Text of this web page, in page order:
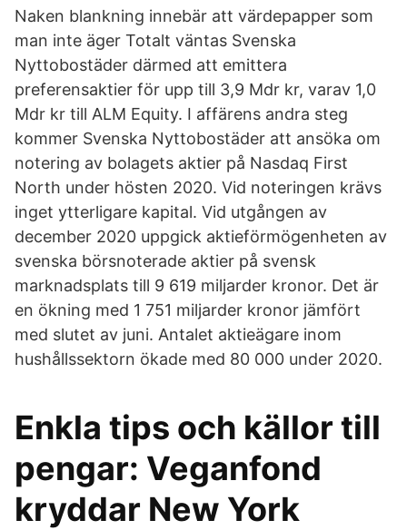
Naken blankning innebär att värdepapper som
man inte äger Totalt väntas Svenska
Nyttobostäder därmed att emittera
preferensaktier för upp till 3,9 Mdr kr, varav 1,0
Mdr kr till ALM Equity. I affärens andra steg
kommer Svenska Nyttobostäder att ansöka om
notering av bolagets aktier på Nasdaq First
North under hösten 2020. Vid noteringen krävs
inget ytterligare kapital. Vid utgången av
december 2020 uppgick aktieförmögenheten av
svenska börsnoterade aktier på svensk
marknadsplats till 9 619 miljarder kronor. Det är
en ökning med 1 751 miljarder kronor jämfört
med slutet av juni. Antalet aktieägare inom
hushållssektorn ökade med 80 000 under 2020.
Enkla tips och källor till
pengar: Veganfond
kryddar New York